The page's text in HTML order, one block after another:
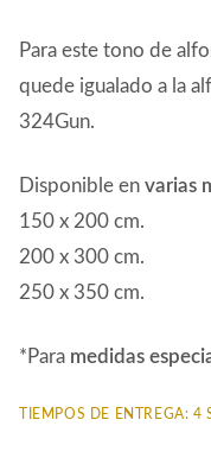
Para este tono de
quede igualado a la
324Gun.
Disponible en varias
150 x 200 cm.
200 x 300 cm.
250 x 350 cm.
*Para medidas
TIEMPOS DE ENTREGA: 4